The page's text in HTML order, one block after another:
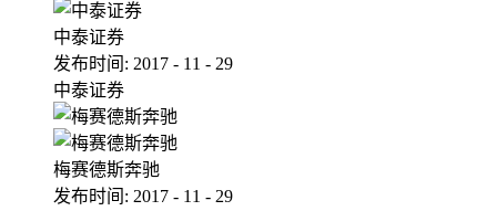
中泰证券
发布时间: 2017 - 11 - 29
中泰证券
梅赛德斯奔驰
发布时间: 2017 - 11 - 29